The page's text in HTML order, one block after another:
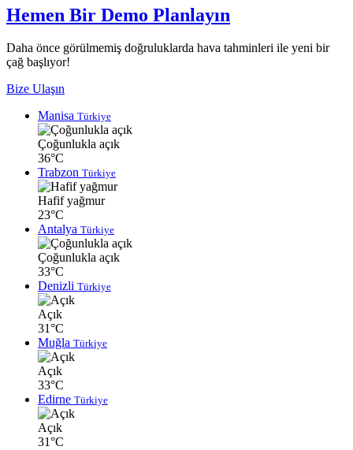
Hemen Bir Demo Planlayın
Daha önce görülmemiş doğruluklarda hava tahminleri ile yeni bir
çağ başlıyor!
Bize Ulaşın
Manisa Türkiye
Çoğunlukla açık
36°C
Trabzon Türkiye
Hafif yağmur
23°C
Antalya Türkiye
Çoğunlukla açık
33°C
Denizli Türkiye
Açık
31°C
Muğla Türkiye
Açık
33°C
Edirne Türkiye
Açık
31°C